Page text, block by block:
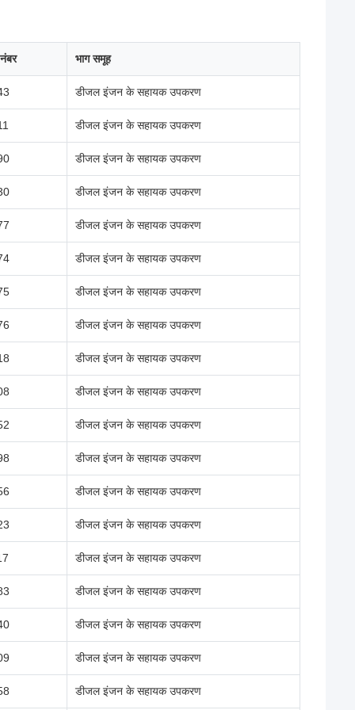
भाग समूह
डीजल इंजन के सहायक उपकरण
डीजल इंजन के सहायक उपकरण
डीजल इंजन के सहायक उपकरण
डीजल इंजन के सहायक उपकरण
डीजल इंजन के सहायक उपकरण
डीजल इंजन के सहायक उपकरण
डीजल इंजन के सहायक उपकरण
डीजल इंजन के सहायक उपकरण
डीजल इंजन के सहायक उपकरण
डीजल इंजन के सहायक उपकरण
डीजल इंजन के सहायक उपकरण
डीजल इंजन के सहायक उपकरण
डीजल इंजन के सहायक उपकरण
डीजल इंजन के सहायक उपकरण
डीजल इंजन के सहायक उपकरण
डीजल इंजन के सहायक उपकरण
डीजल इंजन के सहायक उपकरण
डीजल इंजन के सहायक उपकरण
डीजल इंजन के सहायक उपकरण